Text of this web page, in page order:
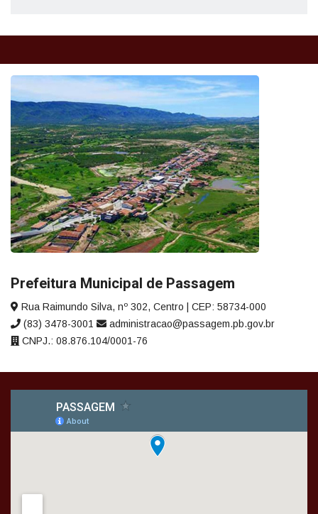
Prefeitura Municipal de Passagem
Rua Raimundo Silva, nº 302, Centro | CEP: 58734-000
(83) 3478-3001
administracao@passagem.pb.gov.br
CNPJ.: 08.876.104/0001-76